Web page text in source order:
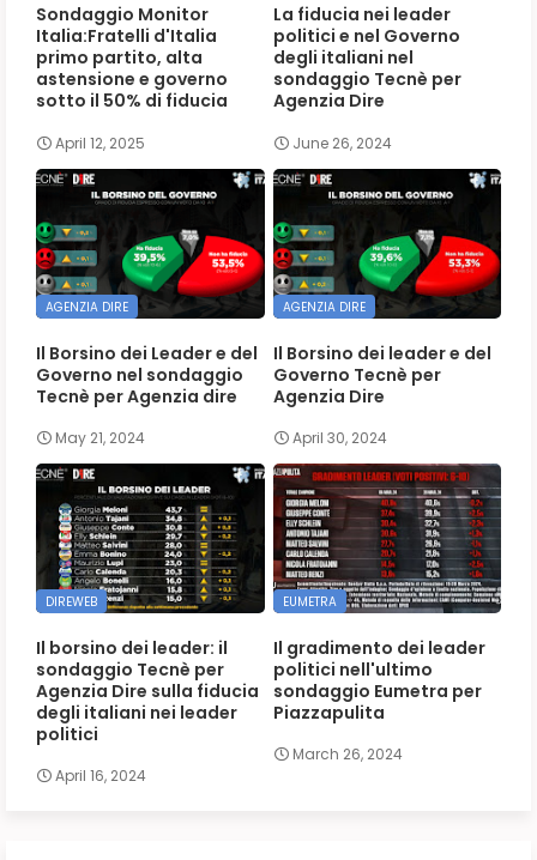
Sondaggio Monitor
Italia:Fratelli d'Italia
primo partito, alta
astensione e governo
sotto il 50% di fiducia
April 12, 2025
La fiducia nei leader
politici e nel Governo
degli italiani nel
sondaggio Tecnè per
Agenzia Dire
June 26, 2024
AGENZIA DIRE
Il Borsino dei Leader e del
Governo nel sondaggio
Tecnè per Agenzia dire
May 21, 2024
AGENZIA DIRE
Il Borsino dei leader e del
Governo Tecnè per
Agenzia Dire
April 30, 2024
DIREWEB
Il borsino dei leader: il
sondaggio Tecnè per
Agenzia Dire sulla fiducia
degli italiani nei leader
politici
April 16, 2024
EUMETRA
Il gradimento dei leader
politici nell'ultimo
sondaggio Eumetra per
Piazzapulita
March 26, 2024